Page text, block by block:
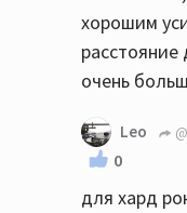
хорошим
очень
Leo
0
для хард